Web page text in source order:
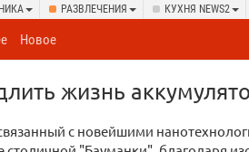
РАЗВЛЕЧЕНИЯ КУХНЯ NEWS2
Новое
жизнь
с новейшими